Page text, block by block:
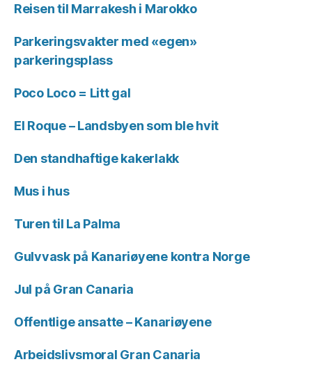
Reisen til Marrakesh i Marokko
Parkeringsvakter med «egen»
parkeringsplass
Poco Loco = Litt gal
El Roque – Landsbyen som ble hvit
Den standhaftige kakerlakk
Mus i hus
Turen til La Palma
Gulvvask på Kanariøyene kontra Norge
Jul på Gran Canaria
Offentlige ansatte – Kanariøyene
Arbeidslivsmoral Gran Canaria